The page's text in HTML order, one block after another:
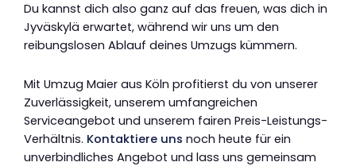
Du kannst dich also ganz auf das freuen, was dich in
Jyväskylä erwartet, während wir uns um den
reibungslosen Ablauf deines Umzugs kümmern.
Mit Umzug Maier aus Köln profitierst du von unserer
Zuverlässigkeit, unserem umfangreichen
Serviceangebot und unserem fairen Preis-Leistungs-
Verhältnis. Kontaktiere uns noch heute für ein
unverbindliches Angebot und lass uns gemeinsam